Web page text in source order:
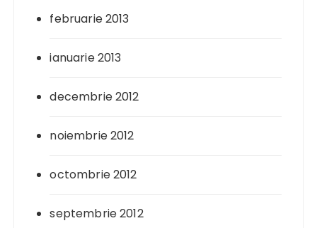
februarie 2013
ianuarie 2013
decembrie 2012
noiembrie 2012
octombrie 2012
septembrie 2012